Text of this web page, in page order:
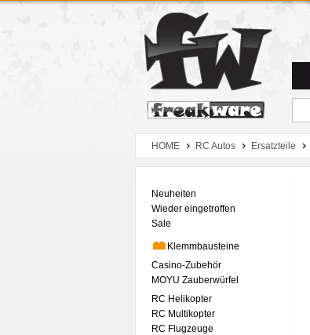
Zum Hauptmenue
Zum Seiteninhalt
Zum Warenkob
HOME RC Autos Ersatzteile
Neuheiten
Wieder eingetroffen
Sale
Klemmbausteine
Casino-Zubehör
MOYU Zauberwürfel
RC Helikopter
RC Multikopter
RC Flugzeuge